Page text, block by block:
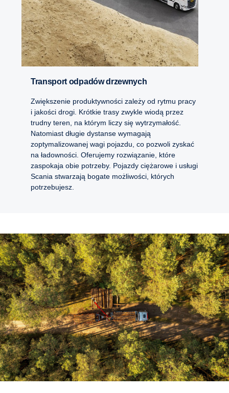
Transport odpadów drzewnych
Zwiększenie produktywności zależy od rytmu pracy
i jakości drogi. Krótkie trasy zwykle wiodą przez
trudny teren, na którym liczy się wytrzymałość.
Natomiast długie dystanse wymagają
zoptymalizowanej wagi pojazdu, co pozwoli zyskać
na ładowności. Oferujemy rozwiązanie, które
zaspokaja obie potrzeby. Pojazdy ciężarowe i usługi
Scania stwarzają bogate możliwości, których
potrzebujesz.